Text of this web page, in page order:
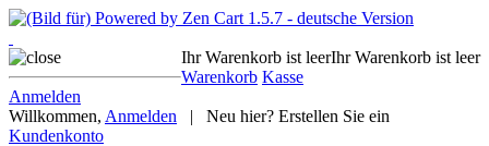
Ihr Warenkorb ist leer
Warenkorb Kasse
Ihr Warenkorb ist leer
Anmelden
Willkommen, Anmelden |
Neu hier? Erstellen Sie ein
Kundenkonto